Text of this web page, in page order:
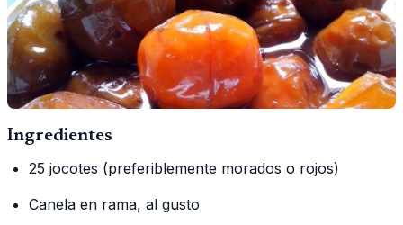
Ingredientes
25 jocotes (preferiblemente morados o rojos)
Canela en rama, al gusto